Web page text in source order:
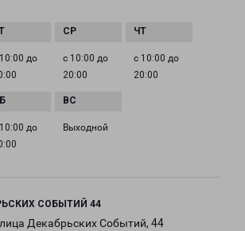
до
с 10:00 до
20:00
с 10:00 до
20:00
до
Выходной
СОБЫТИЙ 44
Декабрьских Событий, 44